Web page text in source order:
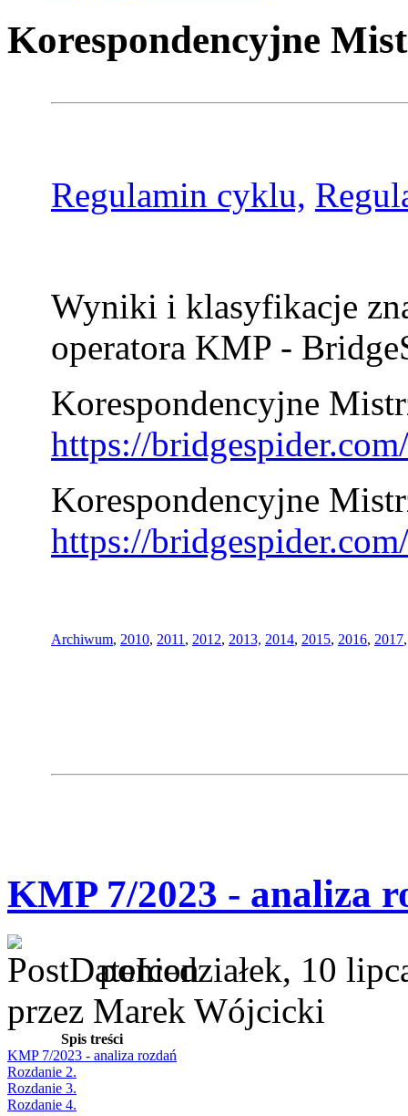
Korespondencyjne
Regulamin cyklu,
Wyniki i klasyfikacje
operatora KMP -
Korespondencyjne
https://
Korespondencyjne
https://
Archiwum, 2010, 2011 , 2012, 2013, 2014, 2015, 2016, 2017
KMP 7/2023 - analiza
poniedziałek, 10
przez Marek Wójcicki
Spis treści
KMP 7/2023 - analiza rozdań
Rozdanie 2.
Rozdanie 3.
Rozdanie 4.